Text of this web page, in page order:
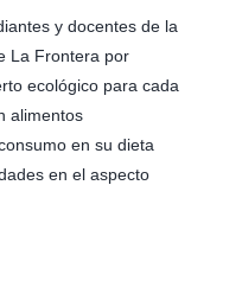
y docentes de la
La Frontera por
ecológico para cada
alimentos
en su dieta
en el aspecto